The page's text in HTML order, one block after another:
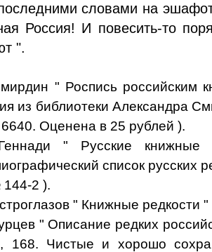
словами на
Россия! И повесить-то
".
" Роспись российским
из библиотеки Александра
Оценена в 25 рублей ).
" Русские книжные
список русских
2 ).
" Книжные редкости
" Описание редких
168. Чистые и хорошо